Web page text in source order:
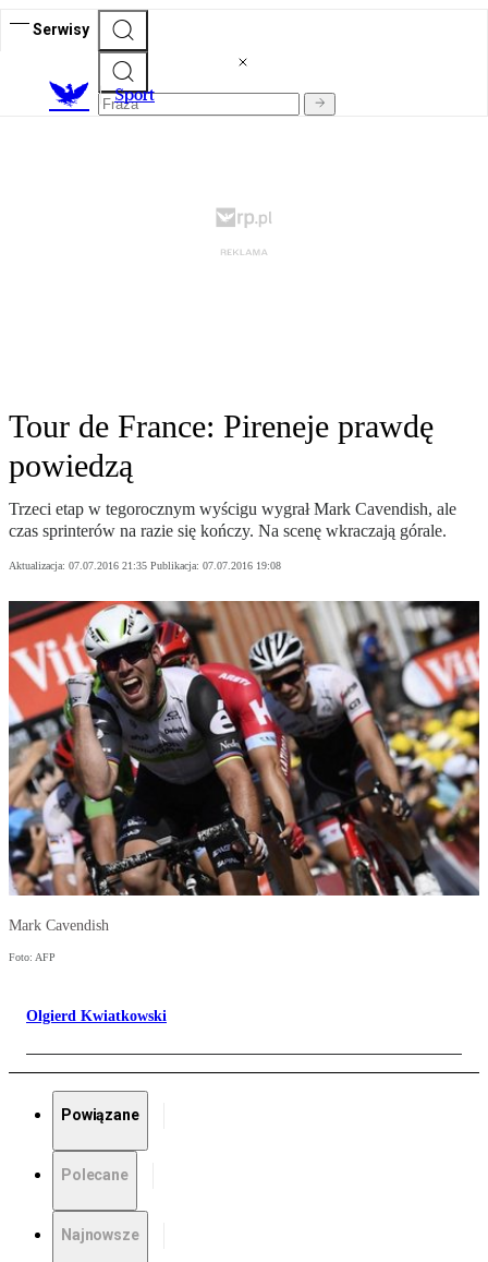
Serwisy
Sport
Tour de France: Pireneje prawdę
powiedzą
Trzeci etap w tegorocznym wyścigu wygrał Mark Cavendish, ale
czas sprinterów na razie się kończy. Na scenę wkraczają górale.
Aktualizacja: 07.07.2016 21:35 Publikacja: 07.07.2016 19:08
Mark Cavendish
Foto: AFP
Olgierd Kwiatkowski
Powiązane
Polecane
Najnowsze